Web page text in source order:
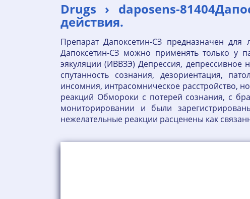
Drugs › daposens-
действия.
Препарат Дапоксетин-СЗ предназначен
Дапоксетин-СЗ можно применять только у
эякуляции (ИВВЗЭ) Депрессия, депрессивное
спутанность сознания, дезориентация,
инсомния, интрасомническое расстройство,
реакций Обмороки с потерей сознания, с
мониторировании и были
нежелательные реакции расценены как